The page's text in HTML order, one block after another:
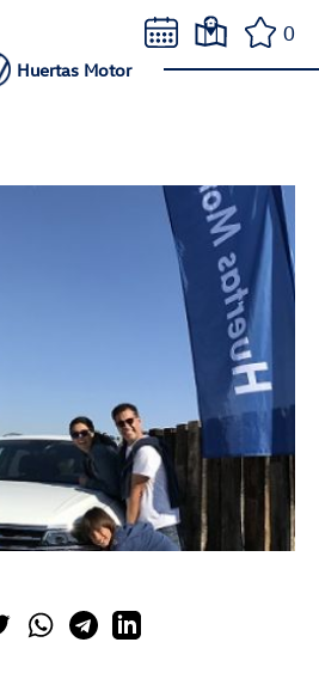
0
Huertas Motor